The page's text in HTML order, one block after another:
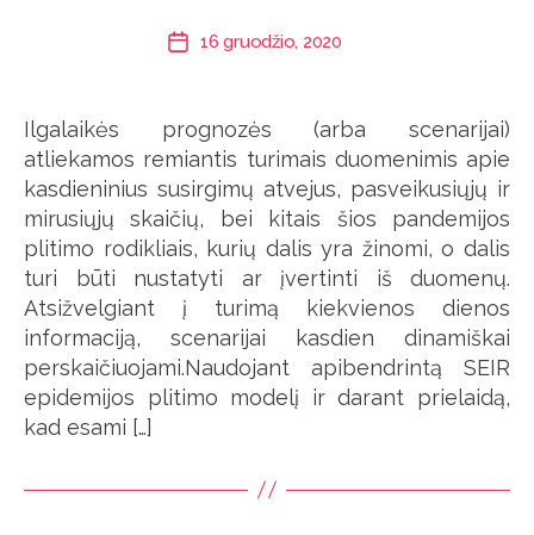
Įrašo16 gruodžio, 2020
Ilgalaikės prognozės (arba scenarijai)
atliekamos remiantis turimais duomenimis apie
kasdieninius susirgimų atvejus, pasveikusiųjų ir
mirusiųjų skaičių, bei kitais šios pandemijos
plitimo rodikliais, kurių dalis yra žinomi, o dalis
turi būti nustatyti ar įvertinti iš duomenų.
Atsižvelgiant į turimą kiekvienos dienos
informaciją, scenarijai kasdien dinamiškai
perskaičiuojami.Naudojant apibendrintą SEIR
epidemijos plitimo modelį ir darant prielaidą,
kad esami […]